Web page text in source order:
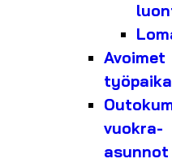
Avoimet
vuokra-
asunnot